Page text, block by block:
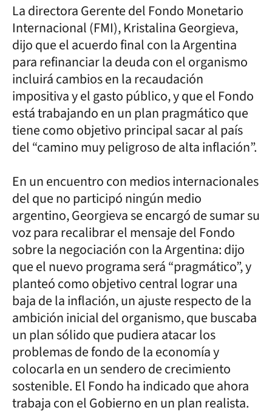
La directora Gerente del Fondo Monetario
Internacional (FMI), Kristalina Georgieva,
dijo que el acuerdo final con la Argentina
para refinanciar la deuda con el organismo
incluirá cambios en la recaudación
impositiva y el gasto público, y que el Fondo
está trabajando en un plan pragmático que
tiene como objetivo principal sacar al país
del “camino muy peligroso de alta inflación”.
En un encuentro con medios internacionales
del que no participó ningún medio
argentino, Georgieva se encargó de sumar su
voz para recalibrar el mensaje del Fondo
sobre la negociación con la Argentina: dijo
que el nuevo programa será “pragmático”, y
planteó como objetivo central lograr una
baja de la inflación, un ajuste respecto de la
ambición inicial del organismo, que buscaba
un plan sólido que pudiera atacar los
problemas de fondo de la economía y
colocarla en un sendero de crecimiento
sostenible. El Fondo ha indicado que ahora
trabaja con el Gobierno en un plan realista.